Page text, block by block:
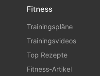
Fitness
Trainingspläne
Trainingsvideos
Top Rezepte
Fitness-Artikel